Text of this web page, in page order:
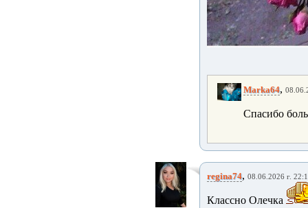
Marka64,
Спасибо
regina74, 08.06.2026 г.
Классно Олечка